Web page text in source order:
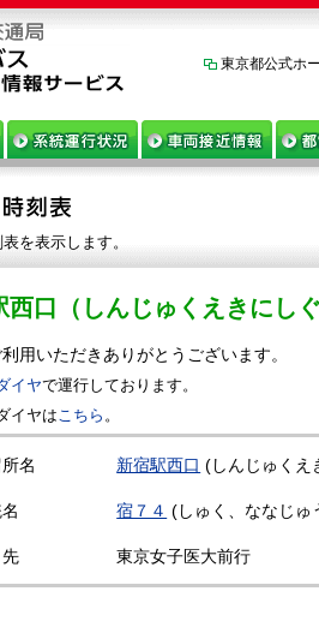
東京都公式ホ
を表示します。
西口 （しんじゅくえきにし
用いただきありがとうございます。
イヤで運行しております。
イヤはこちら 。
名 新宿駅西口 (しんじゅくえ
宿７４ (しゅく、ななじゅ
東京女子医大前行